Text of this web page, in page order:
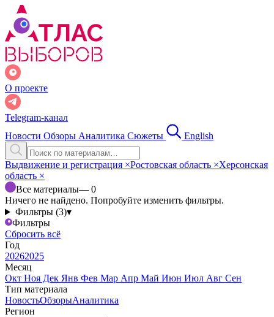
О проекте
Telegram-канал
Новости Обзоры Аналитика Сюжеты English
Выдвижение и регистрация ×Ростовская область ×Херсонская
область ×
Все материалы— 0
Ничего не найдено. Попробуйте изменить фильтры.
Фильтры (3)▾
Фильтры
Сбросить всё
Год
20262025
Месяц
Окт Ноя Дек Янв Фев Мар Апр Май Июн Июл Авг Сен
Тип материала
НовостьОбзорыАналитика
Регион